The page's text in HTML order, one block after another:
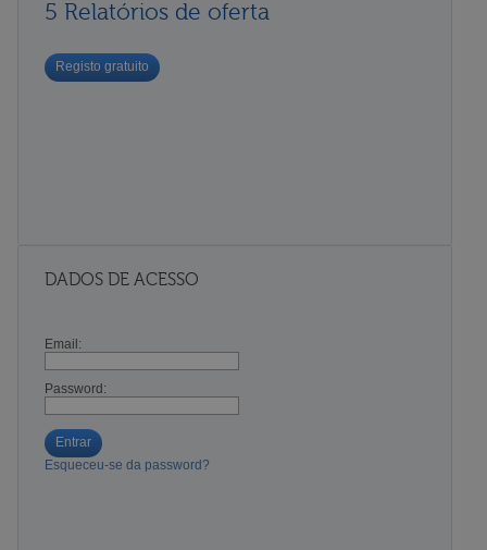
5 Relatórios de oferta
Registo gratuito
DADOS DE ACESSO
Email:
Password:
Entrar
Esqueceu-se da password?